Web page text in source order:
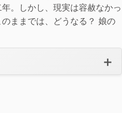
。しかし、現実は容赦なかっ
ままでは、どうなる？ 娘の